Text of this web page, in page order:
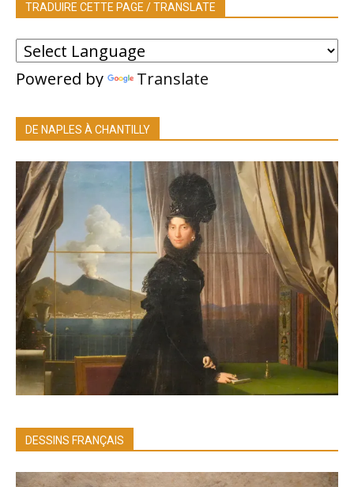
TRADUIRE CETTE PAGE / TRANSLATE
Powered by Translate
DE NAPLES À CHANTILLY
DESSINS FRANÇAIS